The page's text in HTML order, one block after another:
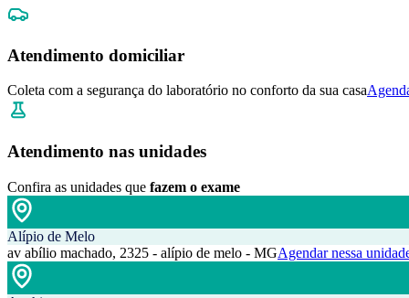
Atendimento domiciliar
Coleta com a segurança do laboratório no conforto da sua casa
Atendimento nas unidades
Confira as unidades que fazem o exame
Alípio de Melo
av abílio machado, 2325 - alípio de melo - MGAgendar nessa